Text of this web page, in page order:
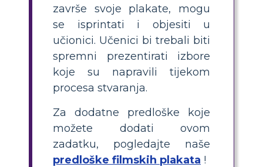
završe svoje plakate, mogu
se isprintati i objesiti u
učionici. Učenici bi trebali biti
spremni prezentirati izbore
koje su napravili tijekom
procesa stvaranja.
Za dodatne predloške koje
možete dodati ovom
zadatku, pogledajte naše
predloške filmskih plakata !